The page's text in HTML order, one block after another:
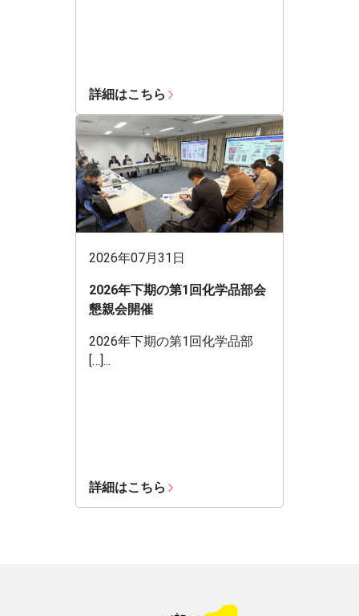
詳細はこちら
2026年07月31日
2026年下期の第1回化学品部会
懇親会開催
2026年下期の第1回化学品部
[…]...
詳細はこちら